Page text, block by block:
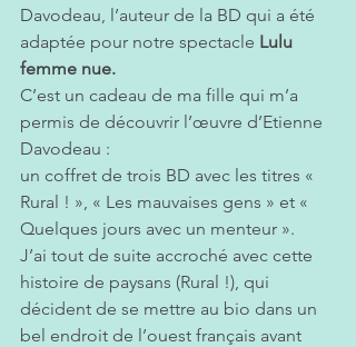
Davodeau, l’auteur de la BD qui a été
adaptée pour notre spectacle Lulu
femme nue.
C’est un cadeau de ma fille qui m’a
permis de découvrir l’œuvre d’Etienne
Davodeau :
un coffret de trois BD avec les titres «
Rural ! », « Les mauvaises gens » et «
Quelques jours avec un menteur ».
J’ai tout de suite accroché avec cette
histoire de paysans (Rural !), qui
décident de se mettre au bio dans un
bel endroit de l’ouest français avant